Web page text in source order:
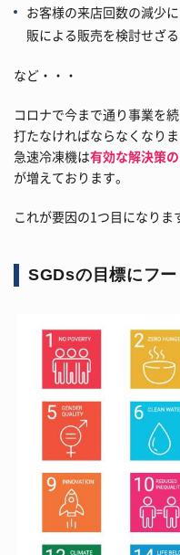
お客様の来店回数の減少
販による販売を検討せざ
など・・・
コロナで今まで通り事業を
打たなければならなくなりま
急速冷凍機は有効な解決策
が増えております。
これが要因の1つ目になりま
SGDsの目標にフ